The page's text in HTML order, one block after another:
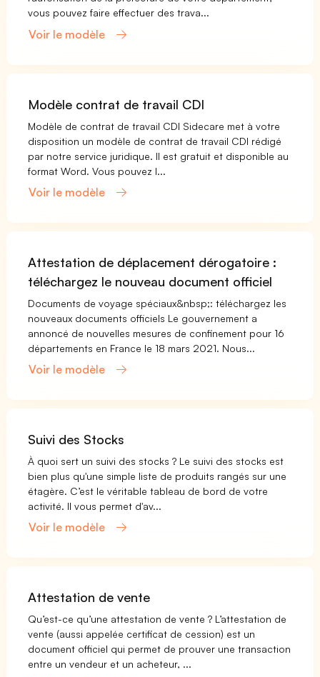
vous pouvez faire effectuer des trava...
Voir le modèle
Modèle contrat de travail CDI
Modèle de contrat de travail CDI Sidecare met à votre
disposition un modèle de contrat de travail CDI rédigé
par notre service juridique. Il est gratuit et disponible au
format Word. Vous pouvez l...
Voir le modèle
Attestation de déplacement dérogatoire :
téléchargez le nouveau document officiel
Documents de voyage spéciaux&nbsp;: téléchargez les
nouveaux documents officiels Le gouvernement a
annoncé de nouvelles mesures de confinement pour 16
départements en France le 18 mars 2021. Nous...
Voir le modèle
Suivi des Stocks
À quoi sert un suivi des stocks ? Le suivi des stocks est
bien plus qu'une simple liste de produits rangés sur une
étagère. C’est le véritable tableau de bord de votre
activité. Il vous permet d'av...
Voir le modèle
Attestation de vente
Qu’est-ce qu’une attestation de vente ? L’attestation de
vente (aussi appelée certificat de cession) est un
document officiel qui permet de prouver une transaction
entre un vendeur et un acheteur, ...